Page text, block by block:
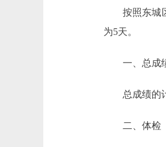
按照东城
为5天。
一、总成
总成绩的
二、体检